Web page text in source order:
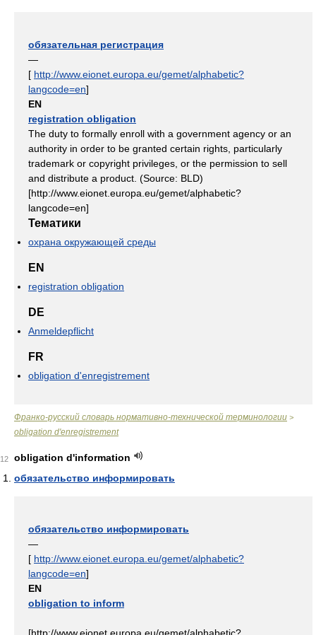
обязательная регистрация
—
[ http://www.eionet.europa.eu/gemet/alphabetic?
langcode=en]
EN
registration obligation
The duty to formally enroll with a government agency or an
authority in order to be granted certain rights, particularly
trademark or copyright privileges, or the permission to sell
and distribute a product. (Source: BLD)
[http://www.eionet.europa.eu/gemet/alphabetic?
langcode=en]
Тематики
охрана окружающей среды
EN
registration obligation
DE
Anmeldepflicht
FR
obligation d'enregistrement
Франко-русский словарь нормативно-технической терминологии >
obligation d'enregistrement
12
obligation d'information
обязательство информировать
обязательство информировать
—
[ http://www.eionet.europa.eu/gemet/alphabetic?
langcode=en]
EN
obligation to inform